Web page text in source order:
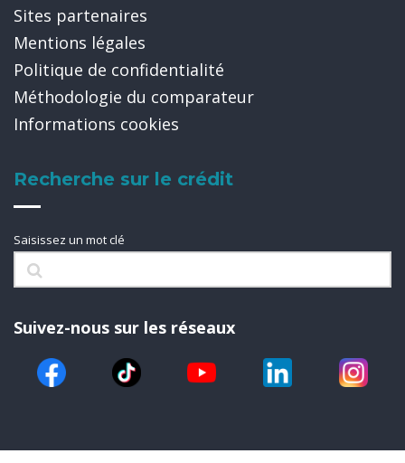
Sites partenaires
Mentions légales
Politique de confidentialité
Méthodologie du comparateur
Informations cookies
Recherche sur le crédit
Saisissez un mot clé
Suivez-nous sur les réseaux